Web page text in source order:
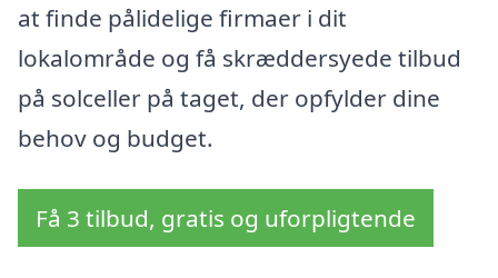
at finde pålidelige firmaer i dit
lokalområde og få skræddersyede tilbud
på solceller på taget, der opfylder dine
behov og budget.
Få 3 tilbud, gratis og uforpligtende